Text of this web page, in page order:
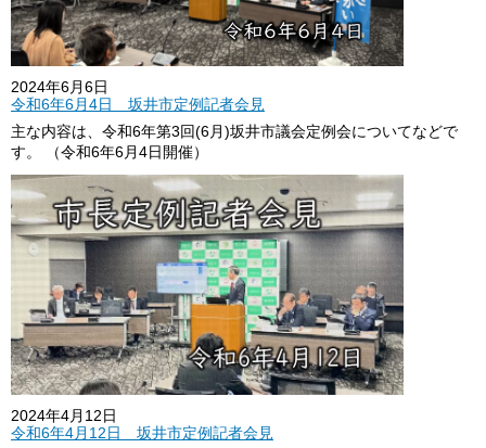
2024年6月6日
令和6年6月4日 坂井市定例記者会見
主な内容は、令和6年第3回(6月)坂井市議会定例会についてなどで
す。 （令和6年6月4日開催）
2024年4月12日
令和6年4月12日 坂井市定例記者会見